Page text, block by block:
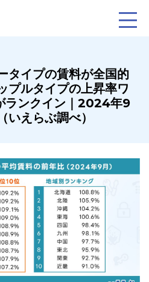
仲介
向け機能
賃貸管理
業務向け機能
プラン紹介･制作の流れ
タイプの賃料が全国的
プルタイプの上昇率ワ
ランクイン｜2024年9
いえらぶ調べ）